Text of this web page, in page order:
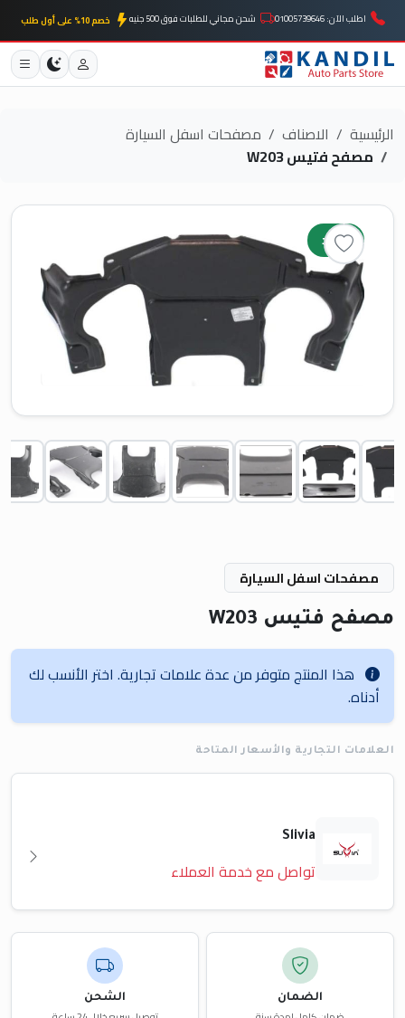
اطلب الآن: 01005739646 شحن مجاني للطلبات فوق 500 جنيه خصم 10% على أول طلب
الرئيسية الاصناف
مصفحات اسفل السيارة
مصفح فتيس W203
جديد
مصفحات اسفل السيارة
مصفح فتيس W203
هذا المنتج متوفر من عدة علامات تجارية. اختر الأنسب لك
أدناه.
العلامات التجارية والأسعار المتاحة
Slivia
تواصل مع خدمة العملاء
الضمان الشحن